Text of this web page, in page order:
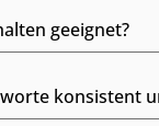
geeignet?
konsistent